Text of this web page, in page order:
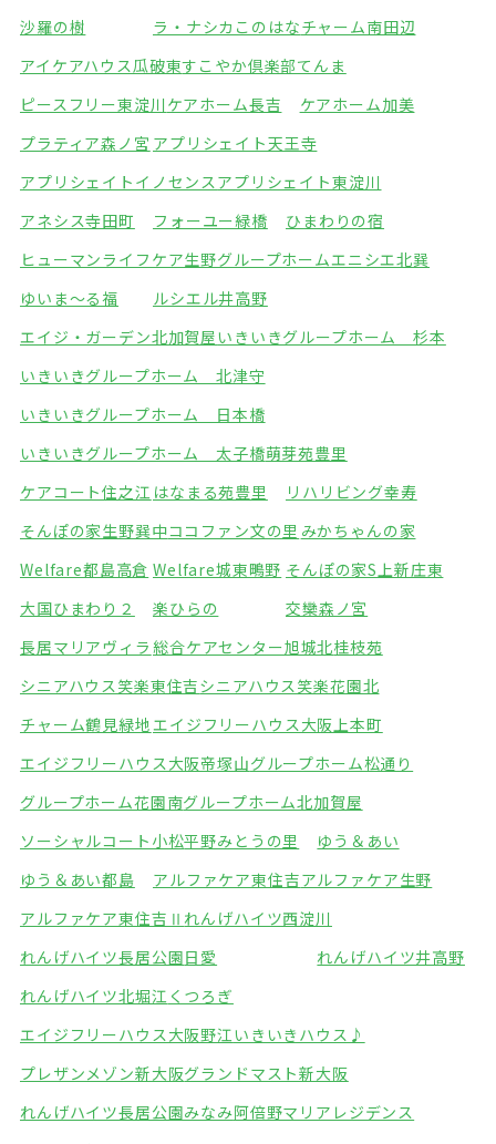
沙羅の樹
ラ・ナシカこのはなチャーム南田辺
アイケアハウス瓜破東すこやか倶楽部てんま
ピースフリー東淀川 ケアホーム長吉
ケアホーム加美
プラティア森ノ宮 アプリシェイト天王寺
アプリシェイトイノセンス アプリシェイト東淀川
アネシス寺田町
フォーユー緑橋
ひまわりの宿
ヒューマンライフケア生野グループホームエニシエ北巽
ゆいま～る福
ルシエル井高野
エイジ・ガーデン北加賀屋いきいきグループホーム 杉本
いきいきグループホーム 北津守
いきいきグループホーム 日本橋
いきいきグループホーム 太子橋萌芽苑豊里
ケアコート住之江 はなまる苑豊里
リハリビング幸寿
そんぽの家生野巽中ココファン文の里 みかちゃんの家
Welfare都島高倉 Welfare城東鴫野 そんぽの家S上新庄東
大国ひまわり２
楽ひらの
交欒森ノ宮
長居マリアヴィラ 総合ケアセンター旭城北桂枝苑
シニアハウス笑楽東住吉シニアハウス笑楽花園北
チャーム鶴見緑地エイジフリーハウス大阪上本町
エイジフリーハウス大阪帝塚山グループホーム松通り
グループホーム花園南グループホーム北加賀屋
ソーシャルコート小松平野みとうの里
ゆう＆あい
ゆう＆あい都島
アルファケア東住吉アルファケア生野
アルファケア東住吉Ⅱ れんげハイツ西淀川
れんげハイツ長居公園日愛
れんげハイツ井高野
れんげハイツ北堀江 くつろぎ
エイジフリーハウス大阪野江いきいきハウス♪
プレザンメゾン新大阪グランドマスト新大阪
れんげハイツ長居公園みなみ阿倍野マリアレジデンス